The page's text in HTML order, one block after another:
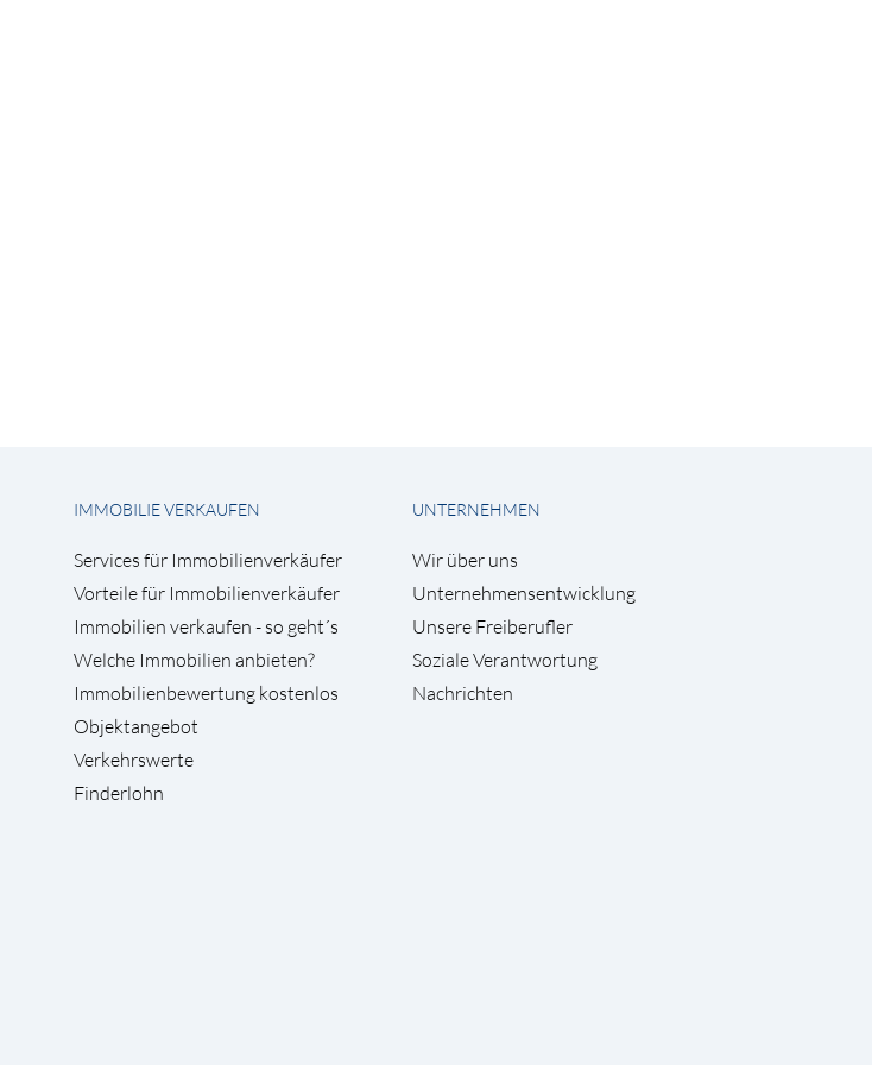
IMMOBILIE VERKAUFEN
Services für Immobilienverkäufer
Vorteile für Immobilienverkäufer
Immobilien verkaufen - so geht´s
Welche Immobilien anbieten?
Immobilienbewertung kostenlos
Objektangebot
Verkehrswerte
Finderlohn
UNTERNEHMEN
Wir über uns
Unternehmensentwicklung
Unsere Freiberufler
Soziale Verantwortung
Nachrichten